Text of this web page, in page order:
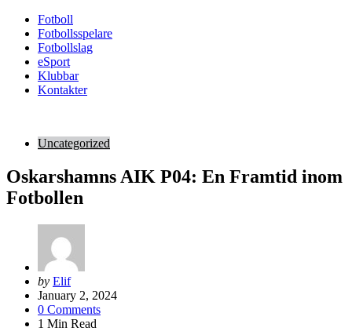
Fotboll
Fotbollsspelare
Fotbollslag
eSport
Klubbar
Kontakter
Uncategorized
Oskarshamns AIK P04: En Framtid inom
Fotbollen
Posted
by
by Elif
January 2, 2024
0 Comments
1 Min Read